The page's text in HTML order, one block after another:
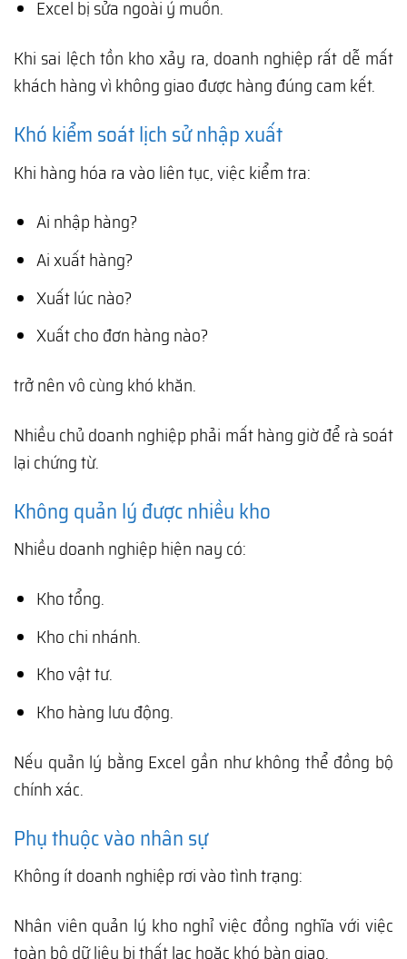
Excel bị sửa ngoài ý muốn.
Khi sai lệch tồn kho xảy ra, doanh nghiệp rất dễ mất
khách hàng vì không giao được hàng đúng cam kết.
Khó kiểm soát lịch sử nhập xuất
Khi hàng hóa ra vào liên tục, việc kiểm tra:
Ai nhập hàng?
Ai xuất hàng?
Xuất lúc nào?
Xuất cho đơn hàng nào?
trở nên vô cùng khó khăn.
Nhiều chủ doanh nghiệp phải mất hàng giờ để rà soát
lại chứng từ.
Không quản lý được nhiều kho
Nhiều doanh nghiệp hiện nay có:
Kho tổng.
Kho chi nhánh.
Kho vật tư.
Kho hàng lưu động.
Nếu quản lý bằng Excel gần như không thể đồng bộ
chính xác.
Phụ thuộc vào nhân sự
Không ít doanh nghiệp rơi vào tình trạng:
Nhân viên quản lý kho nghỉ việc đồng nghĩa với việc
toàn bộ dữ liệu bị thất lạc hoặc khó bàn giao.